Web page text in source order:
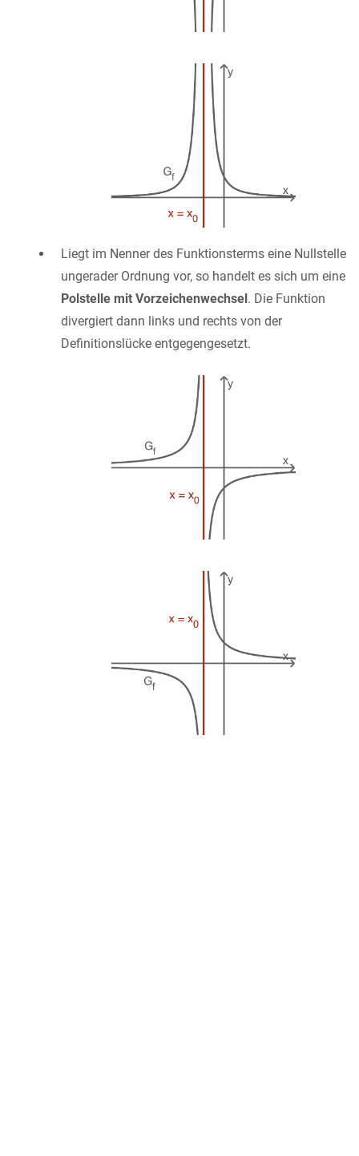
Liegt im Nenner des Funktionsterms eine Nullstelle
ungerader Ordnung vor, so handelt es sich um eine
Polstelle mit Vorzeichenwechsel. Die Funktion
divergiert dann links und rechts von der
Definitionslücke entgegengesetzt.